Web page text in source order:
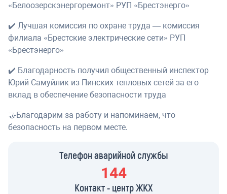
«Белоозерскэнергоремонт» РУП «Брестэнерго»
✔️ Лучшая комиссия по охране труда — комиссия
филиала «Брестские электрические сети» РУП
«Брестэнерго»
✔️ Благодарность получил общественный инспектор
Юрий Самуйлик из Пинских тепловых сетей за его
вклад в обеспечение безопасности труда
🤝Благодарим за работу и напоминаем, что
безопасность на первом месте.
Телефон аварийной службы
144
Контакт - центр ЖКХ